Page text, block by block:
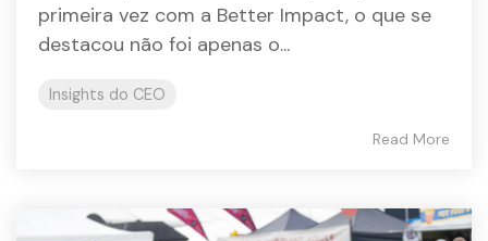
primeira vez com a Better Impact, o que se
destacou não foi apenas o...
Insights do CEO
Read More